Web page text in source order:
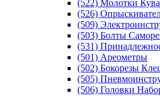
(522) Молотки
(526)
(509)
(503) Болты
(531)
(501) Ареометры
(502) Бокорезы
(505)
(506) Головки